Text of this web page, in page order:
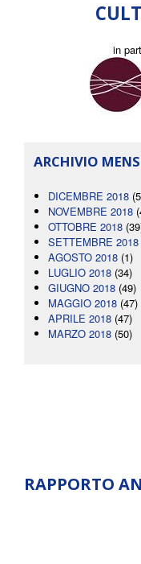
in
ARCHIVIO
DICEMBRE 2018
NOVEMBRE 2018
OTTOBRE 2018
SETTEMBRE 2018
AGOSTO 2018 (1)
LUGLIO 2018 (34)
GIUGNO 2018 (49)
MAGGIO 2018 (47)
APRILE 2018 (47)
MARZO 2018 (50)
RAPPORTO